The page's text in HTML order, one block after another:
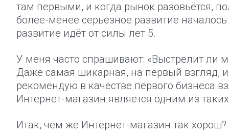
там первыми, и когда рынок разовьётся,
более-менее серьёзное развитие
развитие идёт от силы лет 5.
У меня часто спрашивают: «Выстрелит ли
Даже самая шикарная, на первый взгляд,
рекомендую в качестве первого бизнеса
Интернет-магазин является одним из
Итак, чем же Интернет-магазин так хорош?